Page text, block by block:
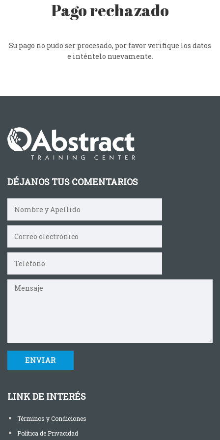
Pago rechazado
Su pago no pudo ser procesado, por favor verifique los datos
e inténtelo nuevamente.
DÉJANOS TUS COMENTARIOS
LINK DE INTERÉS
Términos y Condiciones
Política de Privacidad